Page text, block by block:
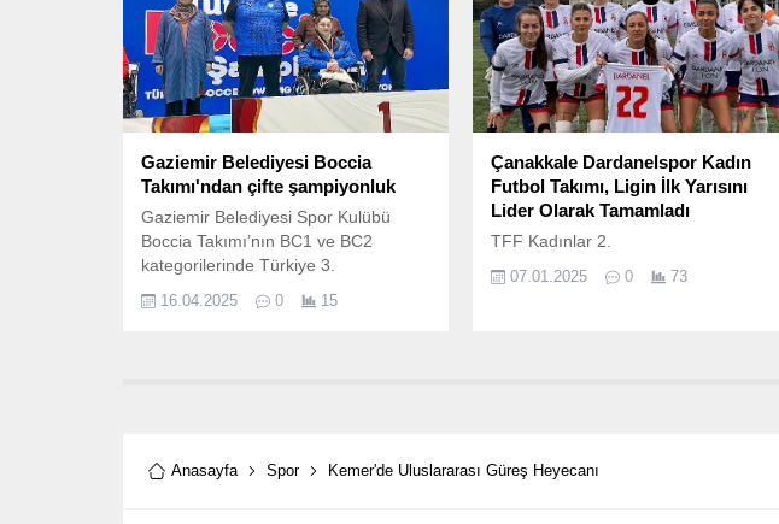
Gaziemir Belediyesi Boccia
Takımı'ndan çifte şampiyonluk
Gaziemir Belediyesi Spor Kulübü
Boccia Takımı’nın BC1 ve BC2
kategorilerinde Türkiye 3.
16.04.2025 0 15
Çanakkale Dardanelspor Kadın
Futbol Takımı, Ligin İlk Yarısını
Lider Olarak Tamamladı
TFF Kadınlar 2.
07.01.2025 0 73
Anasayfa Spor Kemer'de Uluslararası Güreş Heyecanı